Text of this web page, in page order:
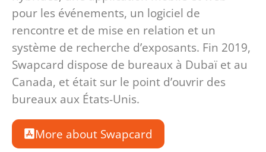
pour les événements, un logiciel de
rencontre et de mise en relation et un
système de recherche d’exposants. Fin 2019,
Swapcard dispose de bureaux à Dubaï et au
Canada, et était sur le point d’ouvrir des
bureaux aux États-Unis.
More about Swapcard